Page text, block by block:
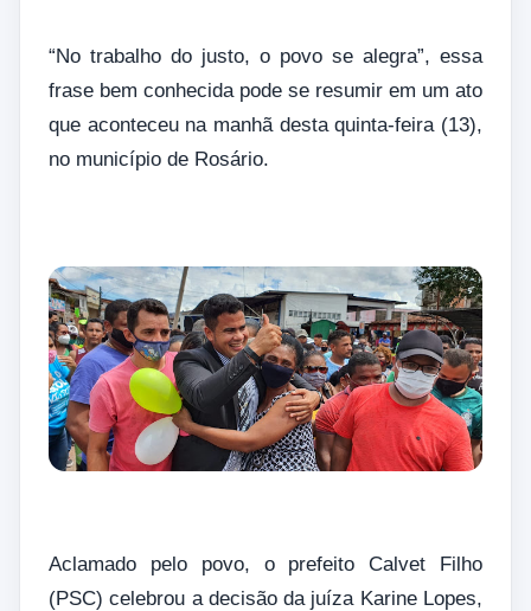
“No trabalho do justo, o povo se alegra”, essa
frase bem conhecida pode se resumir em um ato
que aconteceu na manhã desta quinta-feira (13),
no município de Rosário.
Aclamado pelo povo, o prefeito Calvet Filho
(PSC) celebrou a decisão da juíza Karine Lopes,